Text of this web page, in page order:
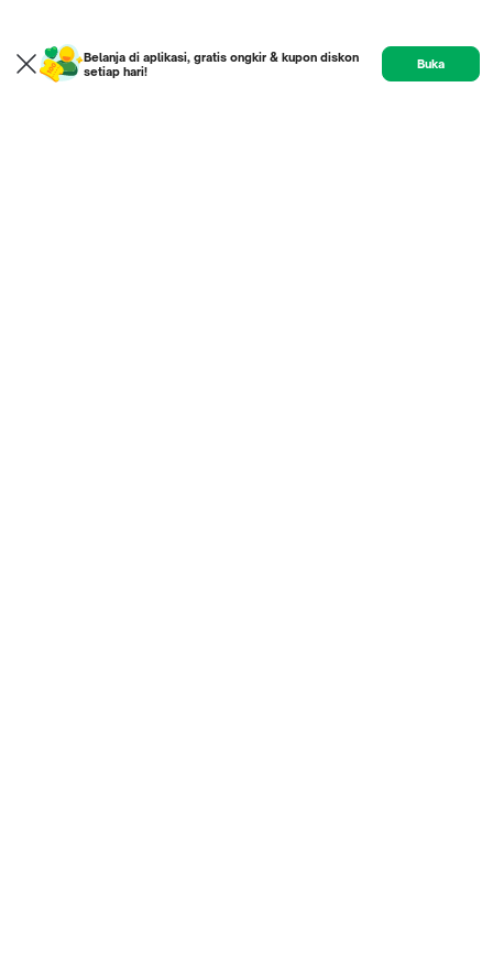
Belanja di aplikasi, gratis ongkir & kupon diskon
setiap hari!
Buka